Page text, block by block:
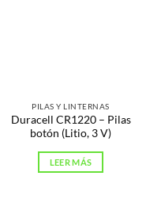
PILAS Y LINTERNAS
Duracell CR1220 – Pilas
botón (Litio, 3 V)
LEER MÁS